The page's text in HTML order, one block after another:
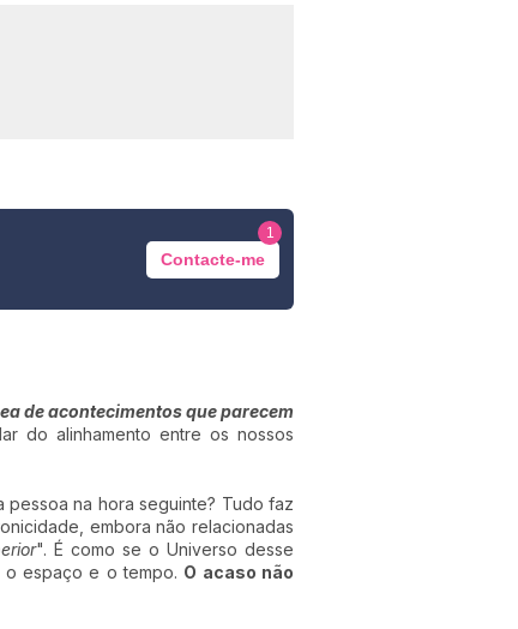
Contacte-me
1
de acontecimentos que parecem
do alinhamento entre os nossos
pessoa na hora seguinte? Tudo faz
embora não relacionadas
". É como se o Universo desse
o espaço e o tempo. O acaso não